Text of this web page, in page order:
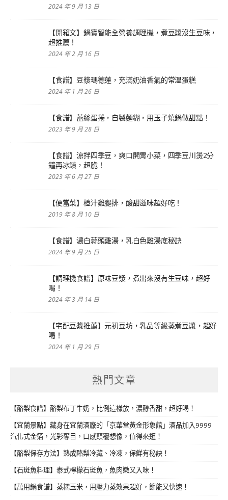
2024 年 9 月 13 日
【開箱文】鍋寶智能全營養調理機，煮豆漿沒生豆味，
超推薦！
2024 年 2 月 16 日
【食譜】豆漿瑪德蓮，充滿奶油香氣的常溫蛋糕
2024 年 1 月 26 日
【食譜】蕾絲蛋捲，自製麵糊，用玉子燒鍋做甜點！
2023 年 9 月 28 日
【食譜】涼拌四季豆，爽口開胃小菜，四季豆川燙2分
鐘再冰鎮，超脆！
2023 年 6 月 27 日
【便當菜】橙汁雞腿排，酸甜滋味超好吃！
2019 年 8 月 10 日
【食譜】濃白蒜頭雞湯，乳白色雞湯底秘訣
2024 年 9 月 25 日
【調理機食譜】原味豆漿，煮出來沒有生豆味，超好
喝！
2024 年 3 月 14 日
【宅配豆漿推薦】元初豆坊，乳品等級蒸煮豆漿，超好
喝！
2024 年 1 月 29 日
熱門文章
【酪梨食譜】酪梨布丁牛奶，比例這樣放，濃醇香甜，超好喝！
【宜蘭景點】藏身在宜蘭酒廠的「京華堂黃金形象館」酒品加入9999
汽化式金箔，光彩奪目，口感顛覆想像，值得來逛！
【酪梨保存方法】熟成酪梨冷藏、冷凍，保鮮有秘訣！
【石斑魚料理】泰式檸檬石斑魚，魚肉嫩又入味！
【萬用鍋食譜】蒸糯玉米，用壓力蒸效果超好，節能又快速！